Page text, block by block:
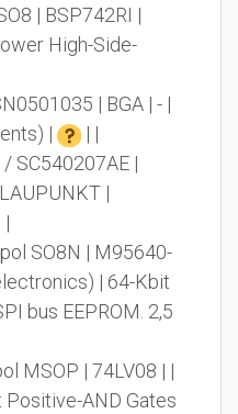
| BSP742RI |
High-Side-
| BGA | - |
|
| |
SC540207AE |
|
| |
SO8N | M95640-
| 64-Kbit
bus EEPROM. 2,5
MSOP | 74LV08 | |
Positive-AND Gates